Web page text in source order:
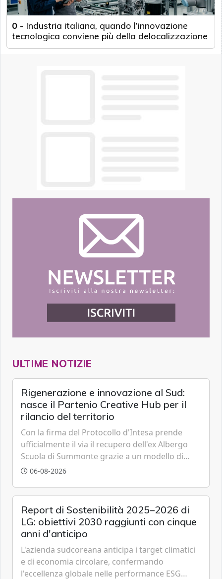
0 - Industria italiana, quando l’innovazione
tecnologica conviene più della delocalizzazione
ULTIME NOTIZIE
Rigenerazione e innovazione al Sud:
nasce il Partenio Creative Hub per il
rilancio del territorio
Con la firma del Protocollo d'Intesa prende
ufficialmente il via il recupero dell'ex Albergo
Scuola di Summonte grazie a un modello di
partenariato pubblico-privato e a una rete di
06-08-2026
Report di Sostenibilità 2025–2026 di
LG: obiettivi 2030 raggiunti con cinque
anni d'anticipo
L'azienda sudcoreana anticipa i target climatici
e di economia circolare, confermando
l'eccellenza globale nelle performance ESG